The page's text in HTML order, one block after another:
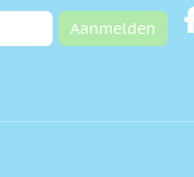
Aanmelden